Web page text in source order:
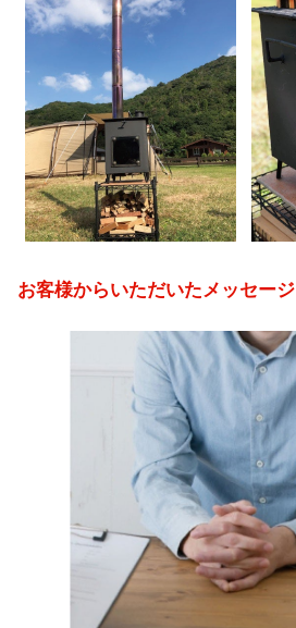
お客様からいただいたメッセージ